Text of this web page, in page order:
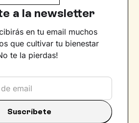
a la newsletter
en tu email muchos
que cultivar tu bienestar
te la pierdas!